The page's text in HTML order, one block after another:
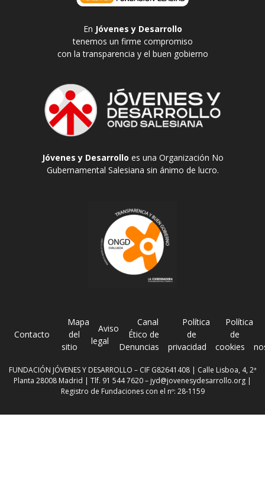
En Jóvenes y Desarrollo
tenemos un firme compromiso
con la transparencia y el buen gobierno
Jóvenes y Desarrollo es una Organización No
Gubernamental Salesiana sin ánimo de lucro.
Contacto
Mapa
del
sitio
Aviso
legal
Canal
Ético de
Denuncias
Política
de
privacidad
Política
de
cookies
FUNDACIÓN JÓVENES Y DESARROLLO – CIF G82641408 | Calle Lisboa, 4, 2ª
Planta 28008 Madrid | Tlf. 91 544 7620 – jyd@jovenesydesarrollo.org |
Registro de Fundaciones con el nº: 28-1159